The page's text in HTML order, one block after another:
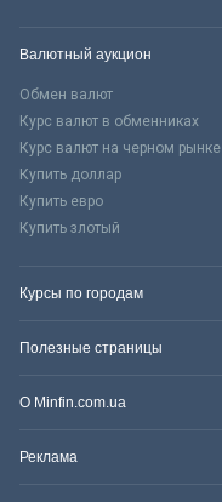
Валютный аукцион
Обмен валют
Курс валют в обменниках
Курс валют на черном рынке
Купить доллар
Купить евро
Купить злотый
Курсы по городам
Полезные страницы
О Minfin.com.ua
Реклама